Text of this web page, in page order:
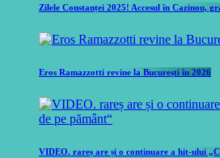
Zilele Constanței 2025! Accesul în Cazinou,
Eros Ramazzotti revine la București în 2026
VIDEO. rareș are și o continuare a hit-ului